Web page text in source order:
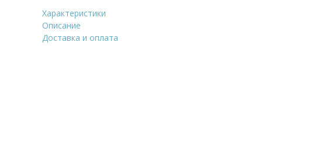
Характеристики
Описание
Доставка и оплата